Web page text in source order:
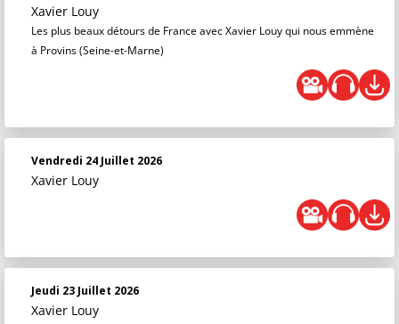
Xavier Louy
Les plus beaux détours de France avec Xavier Louy qui nous emmène
à Provins (Seine-et-Marne)
Vendredi 24 Juillet 2026
Xavier Louy
Jeudi 23 Juillet 2026
Xavier Louy